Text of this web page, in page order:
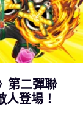
第二彈聯
登場！